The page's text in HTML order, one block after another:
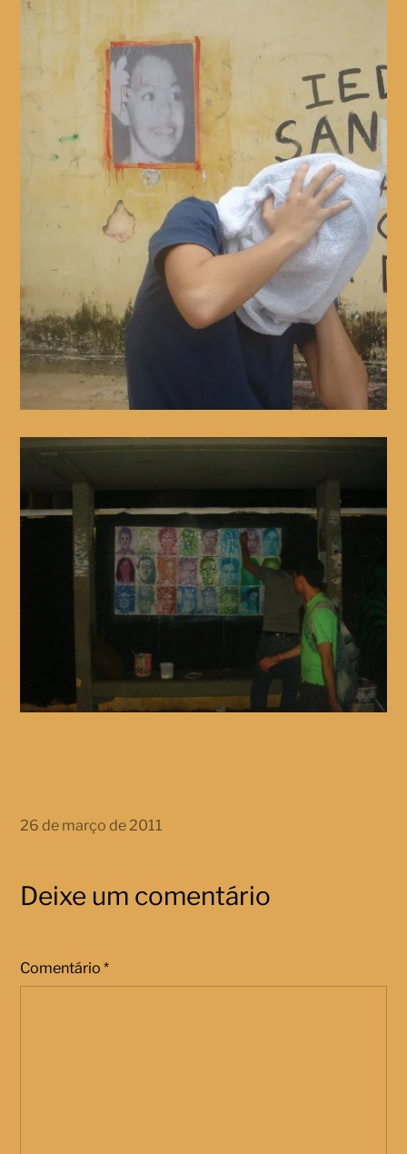
26 de março de 2011
Deixe um comentário
Comentário*